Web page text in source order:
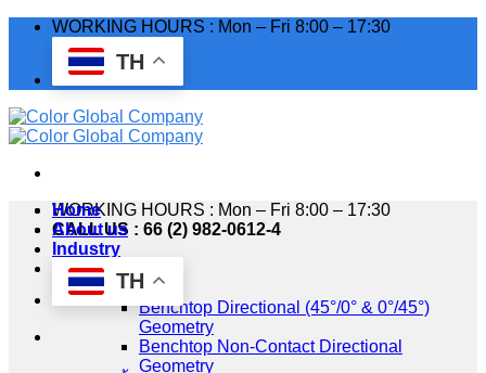
Skip
WORKING HOURS : Mon – Fri 8:00 – 17:30
TH
WORKING HOURS : Mon – Fri 8:00 – 17:30
CALL US : 66 (2) 982-0612-4
TH
Home
About us
Industry
Products
HunterLab
Benchtop Directional (45°/0° & 0°/45°)
Geometry
Benchtop Non-Contact Directional
Geometry